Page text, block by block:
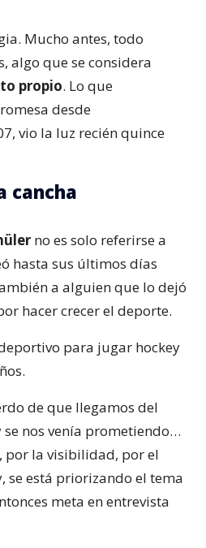
Mucho antes, todo
algo que se considera
propio. Lo que
desde
vio la luz recién quince
cancha
no es solo referirse a
hasta sus últimos días
a alguien que lo dejó
hacer crecer el deporte.
para jugar hockey
de que llegamos del
se nos venía prometiendo…
por la visibilidad, por el
se está priorizando el tema
meta en entrevista